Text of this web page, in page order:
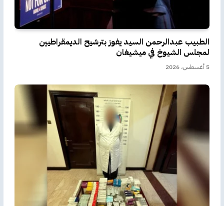
الطبيب عبدالرحمن السيد يفوز بترشيح الديمقراطيين
لمجلس الشيوخ في ميشيغان
5 أغسطس، 2026